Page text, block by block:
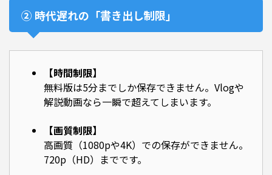
② 時代遅れの「書き出し制限」
【時間制限】
無料版は5分までしか保存できません。Vlogや
解説動画なら一瞬で超えてしまいます。
【画質制限】
高画質（1080pや4K）での保存ができません。
720p（HD）までです。